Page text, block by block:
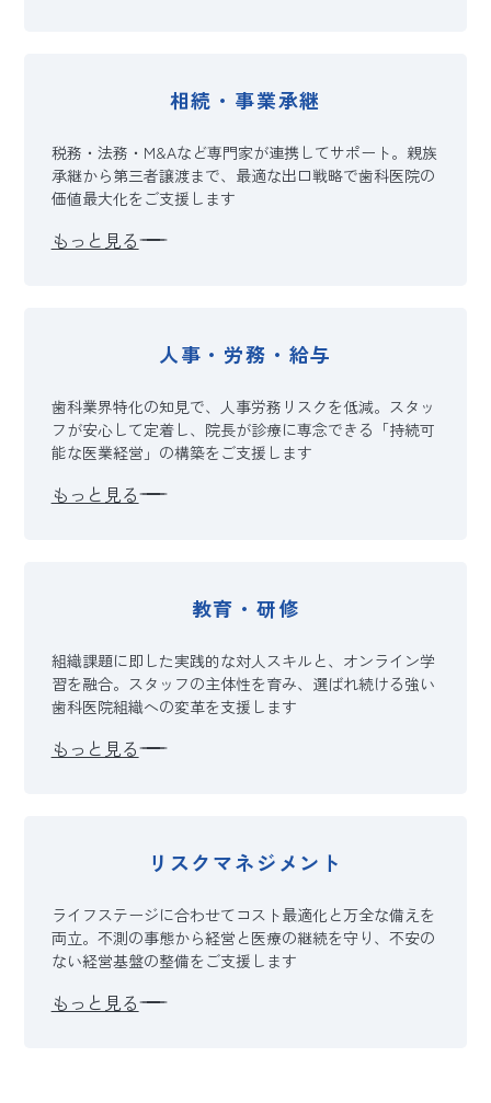
相続・事業承継
税務・法務・M&Aなど専門家が連携してサポート。親族
承継から第三者譲渡まで、最適な出口戦略で歯科医院の
価値最大化をご支援します
もっと見る
人事・労務・給与
歯科業界特化の知見で、人事労務リスクを低減。スタッ
フが安心して定着し、院長が診療に専念できる「持続可
能な医業経営」の構築をご支援します
もっと見る
教育・研修
組織課題に即した実践的な対人スキルと、オンライン学
習を融合。スタッフの主体性を育み、選ばれ続ける強い
歯科医院組織への変革を支援します
もっと見る
リスクマネジメント
ライフステージに合わせてコスト最適化と万全な備えを
両立。不測の事態から経営と医療の継続を守り、不安の
ない経営基盤の整備をご支援します
もっと見る